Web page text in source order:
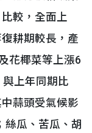
較，全面上
耕期較長，產
花椰菜等上漲6
上年同期比
蒜頭受氣候影
絲瓜、苦瓜、胡